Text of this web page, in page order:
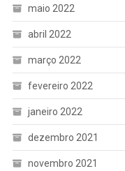
maio 2022
abril 2022
março 2022
fevereiro 2022
janeiro 2022
dezembro 2021
novembro 2021